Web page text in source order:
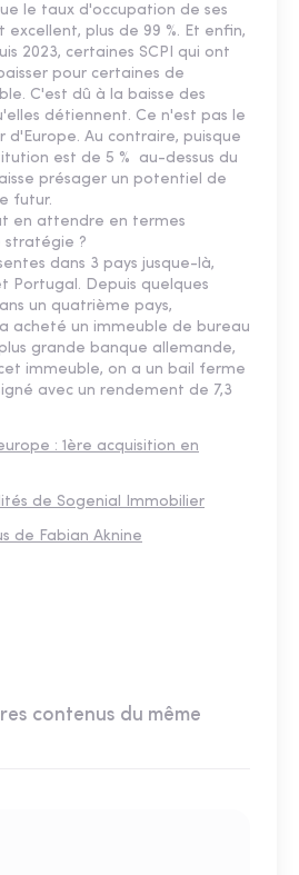
le taux d'occupation de ses
excellent, plus de 99 %. Et enfin,
2023, certaines SCPI qui ont
pour certaines de
C'est dû à la baisse des
détiennent. Ce n'est pas le
d'Europe. Au contraire, puisque
est de 5 % au-dessus du
présager un potentiel de
futur.
en attendre en termes
stratégie ?
dans 3 pays jusque-là,
Portugal. Depuis quelques
un quatrième pays,
acheté un immeuble de bureau
grande banque allemande,
immeuble, on a un bail ferme
avec un rendement de 7,3
: 1ère acquisition en
de Sogenial Immobilier
de Fabian Aknine
contenus du même